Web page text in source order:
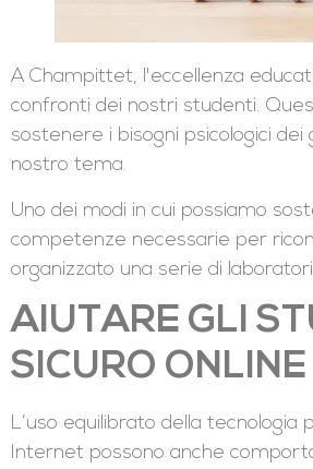
A Champittet, l'eccellenza
confronti dei nostri studenti.
sostenere i bisogni psicologici
nostro tema.
Uno dei modi in cui possiamo
competenze necessarie per
organizzato una serie di
AIUTARE GLI
SICURO ONLINE
L’uso equilibrato della tecnologia
Internet possono anche